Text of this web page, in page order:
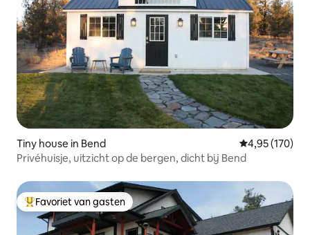
Tiny house in Bend Gemiddelde
4,95 (170)
Privéhuisje, uitzicht op de bergen, dicht bij Bend
Topfavoriet van gasten
Favoriet van gasten